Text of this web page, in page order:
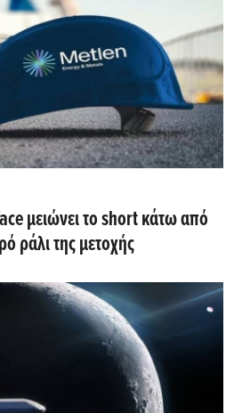
μειώνει το short κάτω από
ράλι της μετοχής